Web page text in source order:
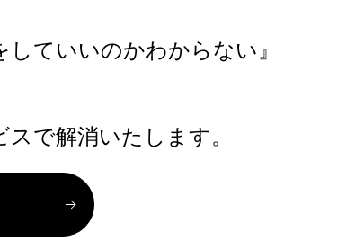
していいのかわからない』
で解消いたします。